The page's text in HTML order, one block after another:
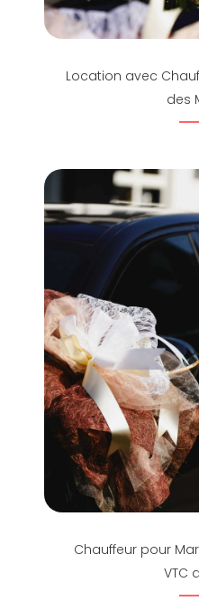
Location avec
des
Chauffeur pour
VTC